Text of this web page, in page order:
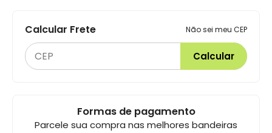
Calcular Frete Não sei meu CEP
Calcular
Formas de pagamento
Parcele sua compra nas melhores bandeiras